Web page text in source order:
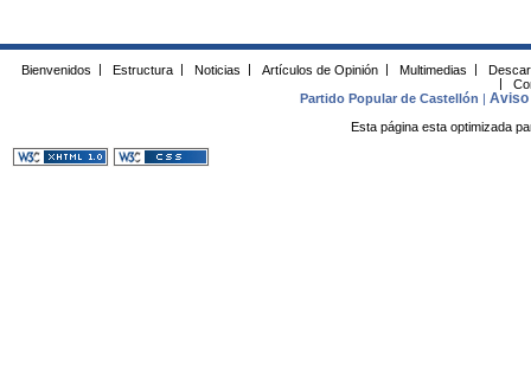
Bienvenidos Estructura Noticias Artículos de Opinión Multimedias
Partido Popular de Castellón
|Aviso
Esta página esta optimizada